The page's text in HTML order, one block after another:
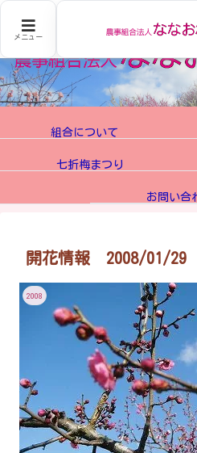
組合について
七折梅まつり
お問い合
開花情報 2008/01/29
2008
メニュー